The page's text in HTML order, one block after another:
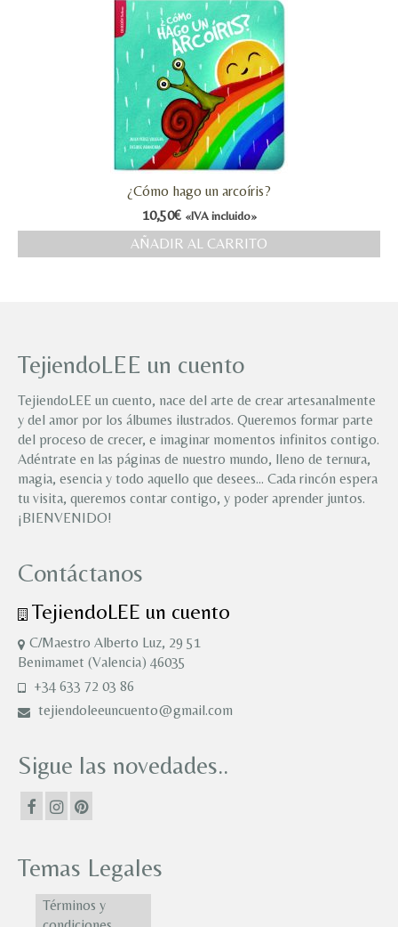
¿Cómo hago un arcoíris?
10,50€ «IVA incluido»
AÑADIR AL CARRITO
TejiendoLEE un cuento
TejiendoLEE un cuento, nace del arte de crear artesanalmente
y del amor por los álbumes ilustrados. Queremos formar parte
del proceso de crecer, e imaginar momentos infinitos contigo.
Adéntrate en las páginas de nuestro mundo, lleno de ternura,
magia, esencia y todo aquello que desees… Cada rincón espera
tu visita, queremos contar contigo, y poder aprender juntos.
¡BIENVENIDO!
Contáctanos
TejiendoLEE un cuento
C/Maestro Alberto Luz, 29 51
Benimamet (Valencia) 46035
+34 633 72 03 86
tejiendoleeuncuento@gmail.com
Sigue las novedades..
Temas Legales
Términos y